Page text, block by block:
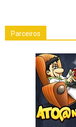
Parceiros